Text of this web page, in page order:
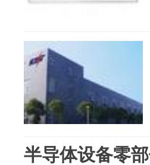
半导体设备零